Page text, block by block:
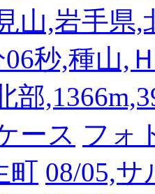
山,岩手県,
秒,種山,
部
ース フォ
町 08/05,